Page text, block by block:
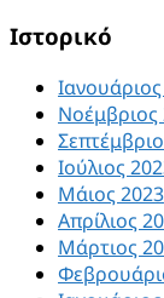
Ιστορικό
Νοέμβριος
Ιούλιος
Μάιος 2023
Απρίλιος
Μάρτιος